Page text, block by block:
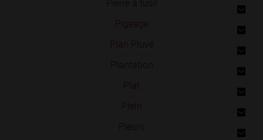
Pierre à fusil
Pigeage
Plan Pluvé
Plantation
Plat
Plein
Pleurs